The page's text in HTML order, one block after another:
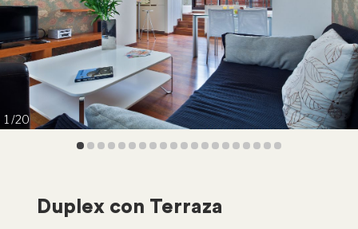
1 20
Duplex con Terraza